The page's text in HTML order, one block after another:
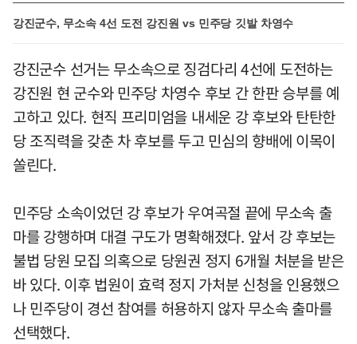
강진군수, 무소속 4선 도전 강진원 vs 민주당 깃발 차영수
강진군수 선거는 무소속으로 징검다리 4선에 도전하는
강진원 현 군수와 민주당 차영수 후보 간 한판 승부를 예
고하고 있다. 현직 프리미엄을 내세운 강 후보와 탄탄한
당 조직력을 갖춘 차 후보를 두고 민심의 향배에 이목이
쏠린다.
민주당 소속이었던 강 후보가 우여곡절 끝에 무소속 출
마를 강행하며 대결 구도가 명확해졌다. 앞서 강 후보는
불법 당원 모집 의혹으로 당원권 정지 6개월 처분을 받은
바 있다. 이후 법원이 효력 정지 가처분 신청을 인용했으
나 민주당이 경선 참여를 허용하지 않자 무소속 출마를
선택했다.